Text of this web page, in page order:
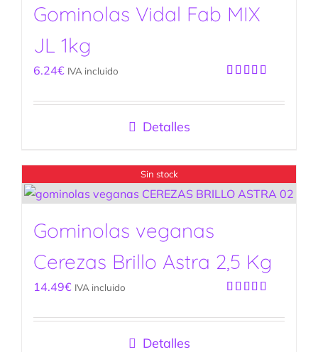
Gominolas Vidal Fab MIX
JL 1kg
con5.00de
6.24€ IVA incluido
Detalles
Sin stock
Gominolas veganas
Cerezas Brillo Astra 2,5 Kg
con5.00de
14.49€ IVA incluido
Detalles